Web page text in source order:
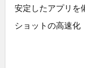
安定したアプリを
ショットの高速化